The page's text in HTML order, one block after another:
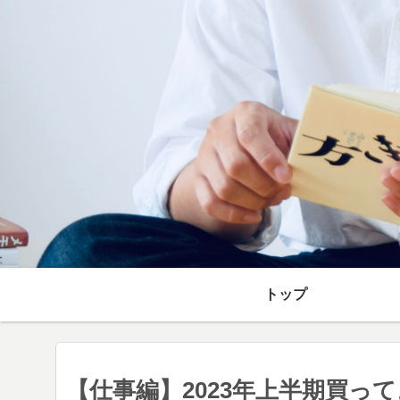
トップ
【仕事編】2023年上半期買っ